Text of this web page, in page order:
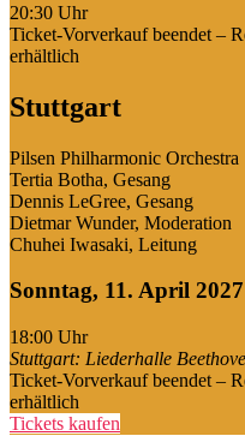
20:30 Uhr
Ticket-Vorverkauf beendet –
erhältlich
Stuttgart
Pilsen Philharmonic Orchestra
Tertia Botha, Gesang
Dennis LeGree, Gesang
Dietmar Wunder, Moderation
Chuhei Iwasaki, Leitung
Sonntag, 11. April 2027
18:00 Uhr
Stuttgart: Liederhalle
Ticket-Vorverkauf beendet –
erhältlich
Tickets kaufen